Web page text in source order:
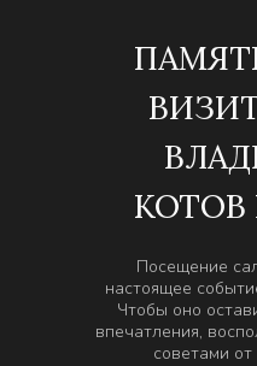
Посещение
настоящее
Чтобы оно
впечатления,
советами